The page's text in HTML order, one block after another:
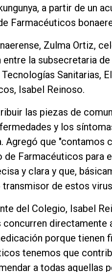
a partir de un
Farmacéuticos
Zulma Ortiz,
entre la subsecretaria
Sanitarias,
Isabel Reinoso.
las piezas de
y los
Agregó que "contamos
Farmacéuticos para
y clara y que,
de estos
del Colegio, Isabel
directamente
porque tienen
tenemos que
a todas aquellas